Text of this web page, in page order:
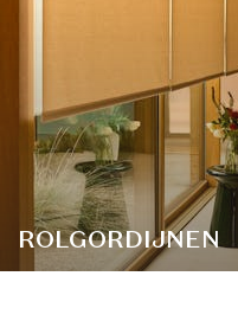
ROLGORDIJNEN